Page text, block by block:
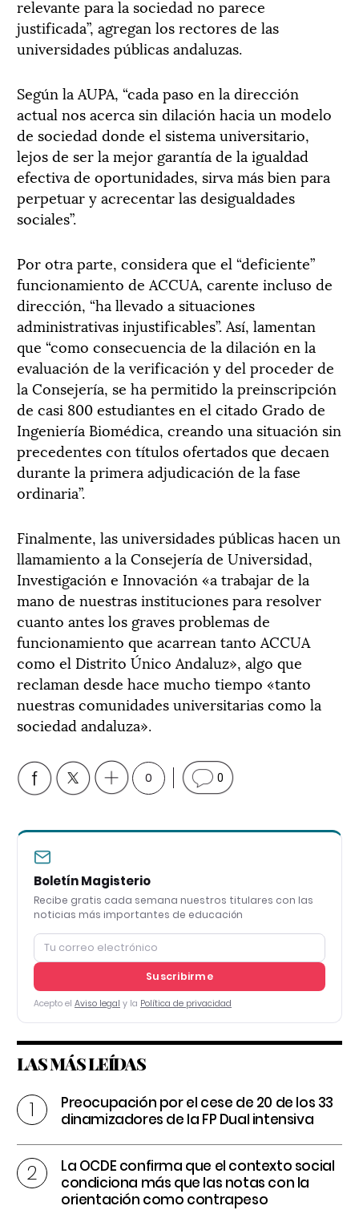
relevante para la sociedad no parece
justificada”, agregan los rectores de las
universidades públicas andaluzas.
Según la AUPA, “cada paso en la dirección
actual nos acerca sin dilación hacia un modelo
de sociedad donde el sistema universitario,
lejos de ser la mejor garantía de la igualdad
efectiva de oportunidades, sirva más bien para
perpetuar y acrecentar las desigualdades
sociales”.
Por otra parte, considera que el “deficiente”
funcionamiento de ACCUA, carente incluso de
dirección, “ha llevado a situaciones
administrativas injustificables”. Así, lamentan
que “como consecuencia de la dilación en la
evaluación de la verificación y del proceder de
la Consejería, se ha permitido la preinscripción
de casi 800 estudiantes en el citado Grado de
Ingeniería Biomédica, creando una situación sin
precedentes con títulos ofertados que decaen
durante la primera adjudicación de la fase
ordinaria”.
Finalmente, las universidades públicas hacen un
llamamiento a la Consejería de Universidad,
Investigación e Innovación «a trabajar de la
mano de nuestras instituciones para resolver
cuanto antes los graves problemas de
funcionamiento que acarrean tanto ACCUA
como el Distrito Único Andaluz», algo que
reclaman desde hace mucho tiempo «tanto
nuestras comunidades universitarias como la
sociedad andaluza».
0 0
Boletín Magisterio
Recibe gratis cada semana nuestros titulares con las
noticias más importantes de educación
Suscribirme
Acepto el Aviso legal y la Política de privacidad
LAS MÁS LEÍDAS
Preocupación por el cese de 20 de los 33
dinamizadores de la FP Dual intensiva
La OCDE confirma que el contexto social
condiciona más que las notas con la
orientación como contrapeso